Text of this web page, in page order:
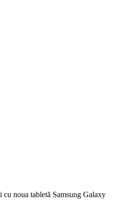
noua tabletă Samsung Galaxy